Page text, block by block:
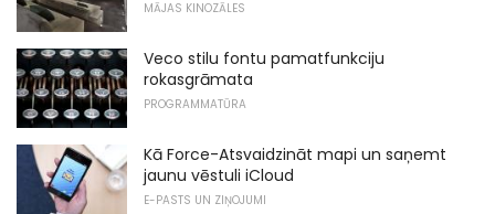
MĀJAS KINOZĀLES
Veco stilu fontu pamatfunkciju
rokasgrāmata
PROGRAMMATŪRA
Kā Force-Atsvaidzināt mapi un saņemt
jaunu vēstuli iCloud
E-PASTS UN ZIŅOJUMI